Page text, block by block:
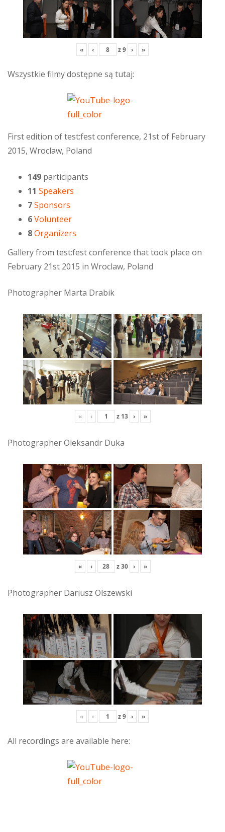
« ‹ z9 › »
Wszystkie filmy dostępne są tutaj:
First edition of test:fest conference, 21st of February
2015, Wroclaw, Poland
149 participants
11 Speakers
7Sponsors
6Volunteer
8Organizers
Gallery from test:fest conference that took place on
February 21st 2015 in Wroclaw, Poland
Photographer Marta Drabik
« ‹ z 13 › »
Photographer Oleksandr Duka
« ‹ z30 › »
Photographer Dariusz Olszewski
« ‹ z9 › »
All recordings are available here: